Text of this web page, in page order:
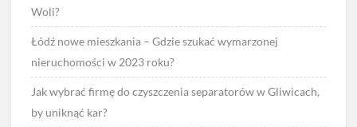
Woli?
Łódź nowe mieszkania – Gdzie szukać wymarzonej
nieruchomości w 2023 roku?
Jak wybrać firmę do czyszczenia separatorów w Gliwicach,
by uniknąć kar?